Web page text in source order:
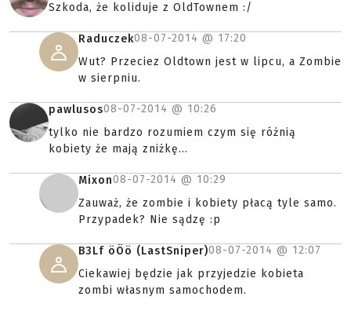
Szkoda, że koliduje z OldTownem :/
Raduczek08-07-2014 @ 17:20
Wut? Przeciez Oldtown jest w lipcu, a Zombie
w sierpniu.
pawlusos08-07-2014 @ 10:26
tylko nie bardzo rozumiem czym się różnią
kobiety że mają zniżkę...
Mixon08-07-2014 @ 10:29
Zauważ, że zombie i kobiety płacą tyle samo.
Przypadek? Nie sądzę :p
B3Lf öÖö (LastSniper)08-07-2014 @ 12:07
Ciekawiej będzie jak przyjedzie kobieta
zombi własnym samochodem.